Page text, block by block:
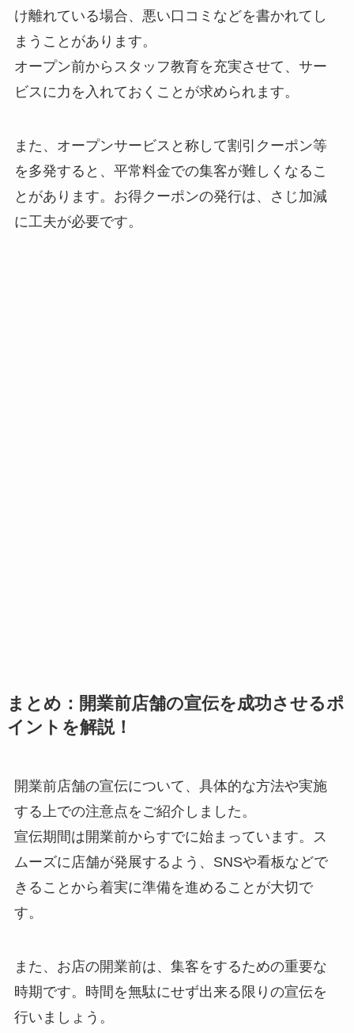
け離れている場合、悪い口コミなどを書かれてし
まうことがあります。
オープン前からスタッフ教育を充実させて、サー
ビスに力を入れておくことが求められます。
また、オープンサービスと称して割引クーポン等
を多発すると、平常料金での集客が難しくなるこ
とがあります。お得クーポンの発行は、さじ加減
に工夫が必要です。
まとめ：開業前店舗の宣伝を成功させるポ
イントを解説！
開業前店舗の宣伝について、具体的な方法や実施
する上での注意点をご紹介しました。
宣伝期間は開業前からすでに始まっています。ス
ムーズに店舗が発展するよう、SNSや看板などで
きることから着実に準備を進めることが大切で
す。
また、お店の開業前は、集客をするための重要な
時期です。時間を無駄にせず出来る限りの宣伝を
行いましょう。